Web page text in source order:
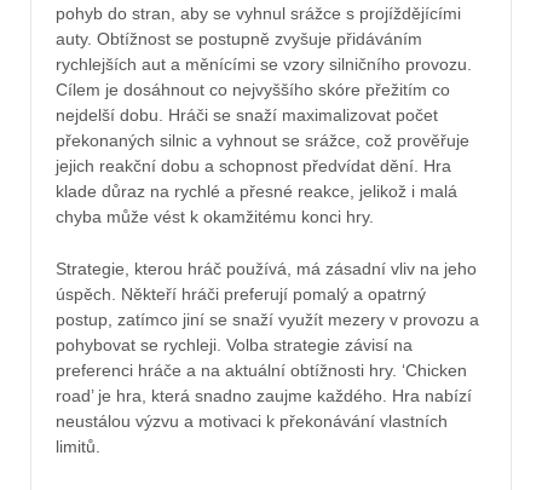
pohyb do stran, aby se vyhnul srážce s projíždějícími
auty. Obtížnost se postupně zvyšuje přidáváním
rychlejších aut a měnícími se vzory silničního provozu.
Cílem je dosáhnout co nejvyššího skóre přežitím co
nejdelší dobu. Hráči se snaží maximalizovat počet
překonaných silnic a vyhnout se srážce, což prověřuje
jejich reakční dobu a schopnost předvídat dění. Hra
klade důraz na rychlé a přesné reakce, jelikož i malá
chyba může vést k okamžitému konci hry.
Strategie, kterou hráč používá, má zásadní vliv na jeho
úspěch. Někteří hráči preferují pomalý a opatrný
postup, zatímco jiní se snaží využít mezery v provozu a
pohybovat se rychleji. Volba strategie závisí na
preferenci hráče a na aktuální obtížnosti hry. ‘Chicken
road’ je hra, která snadno zaujme každého. Hra nabízí
neustálou výzvu a motivaci k překonávání vlastních
limitů.